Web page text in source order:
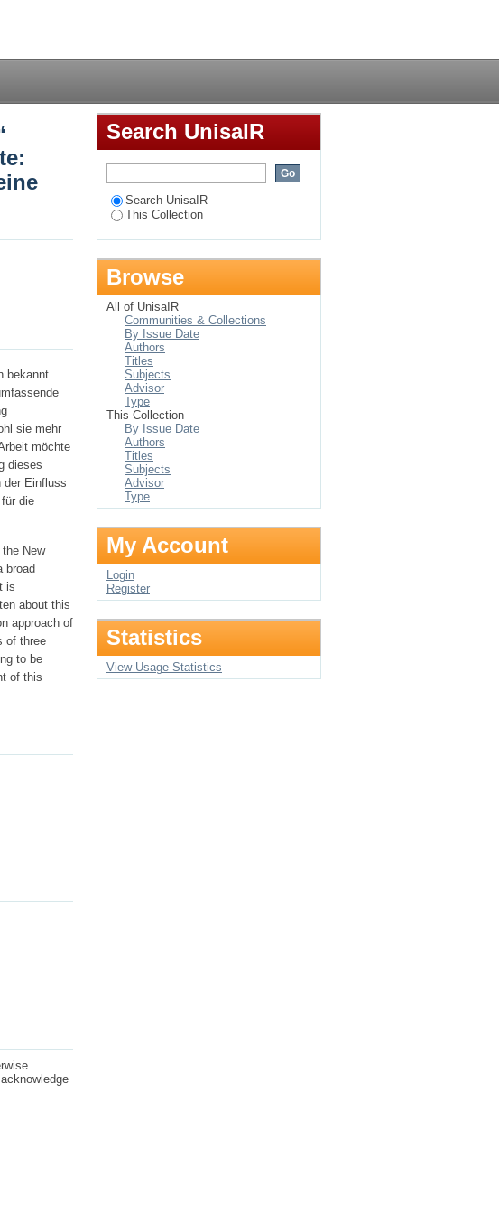
Testament) von der
und
bekannt.
sie mehr
möchte
dieses
der Einfluss
die
New
broad
is
about this
approach of
of three
to be
of this
Search UnisaIR
Search UnisaIR
This Collection
Browse
All of UnisaIR
Communities & Collections
By Issue Date
Authors
Titles
Subjects
Advisor
Type
This Collection
By Issue Date
Authors
Titles
Subjects
Advisor
Type
My Account
Login
Register
Statistics
View Usage Statistics